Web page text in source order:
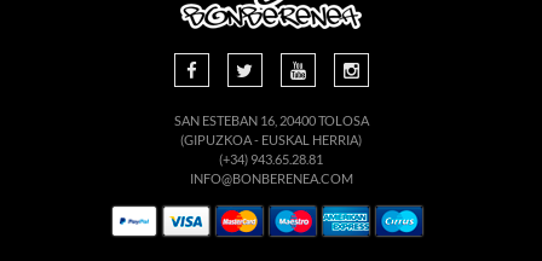
SAN ESTEBAN 16, 20400 TOLOSA
(GIPUZKOA - EUSKAL HERRIA)
(+34) 943.65.28.81
INFO@BONBERENEA.COM